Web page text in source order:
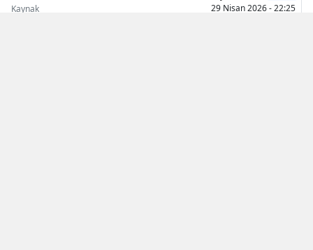
Kahramanmaraş
Kaynak
29 Nisan 2026 - 22:25